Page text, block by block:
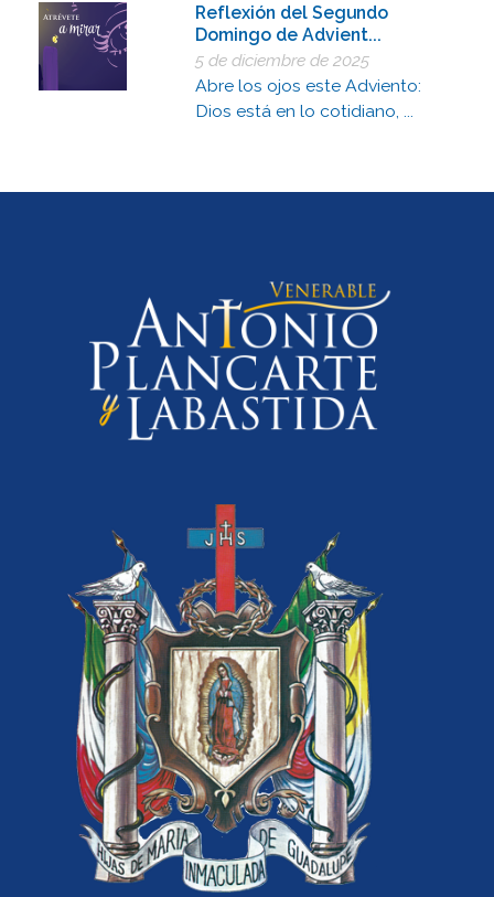
Reflexión del Segundo
Domingo de Advient...
5 de diciembre de 2025
Abre los ojos este Adviento:
Dios está en lo cotidiano, ...